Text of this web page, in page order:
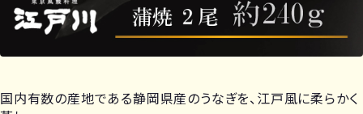
国内有数の産地である静岡県産のうなぎを、江戸風に柔らかく